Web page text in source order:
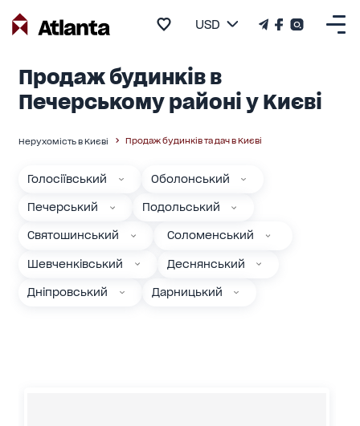
USD
Продаж будинків в
Печерському районі у Києві
Нерухомість в Києві Продаж будинків та дач в Києві
Голосіївський Оболонський
Печерський Подольський
Святошинський Соломенський
Шевченківський Деснянський
Дніпровський Дарницький